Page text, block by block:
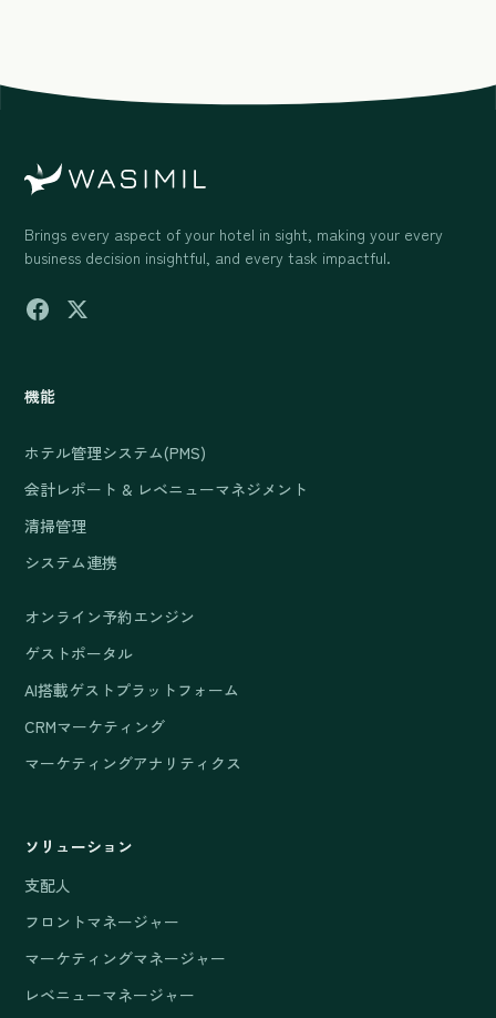
Brings every aspect of your hotel in sight, making your every
business decision insightful, and every task impactful.
機能
ホテル管理システム(PMS)
会計レポート & レベニューマネジメント
清掃管理
システム連携
オンライン予約エンジン
ゲストポータル
AI搭載ゲストプラットフォーム
CRMマーケティング
マーケティングアナリティクス
ソリューション
支配人
フロントマネージャー
マーケティングマネージャー
レベニューマネージャー